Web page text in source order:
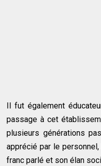
Il fut également
passage à cet
plusieurs générations
apprécié par le
franc parlé et son élan